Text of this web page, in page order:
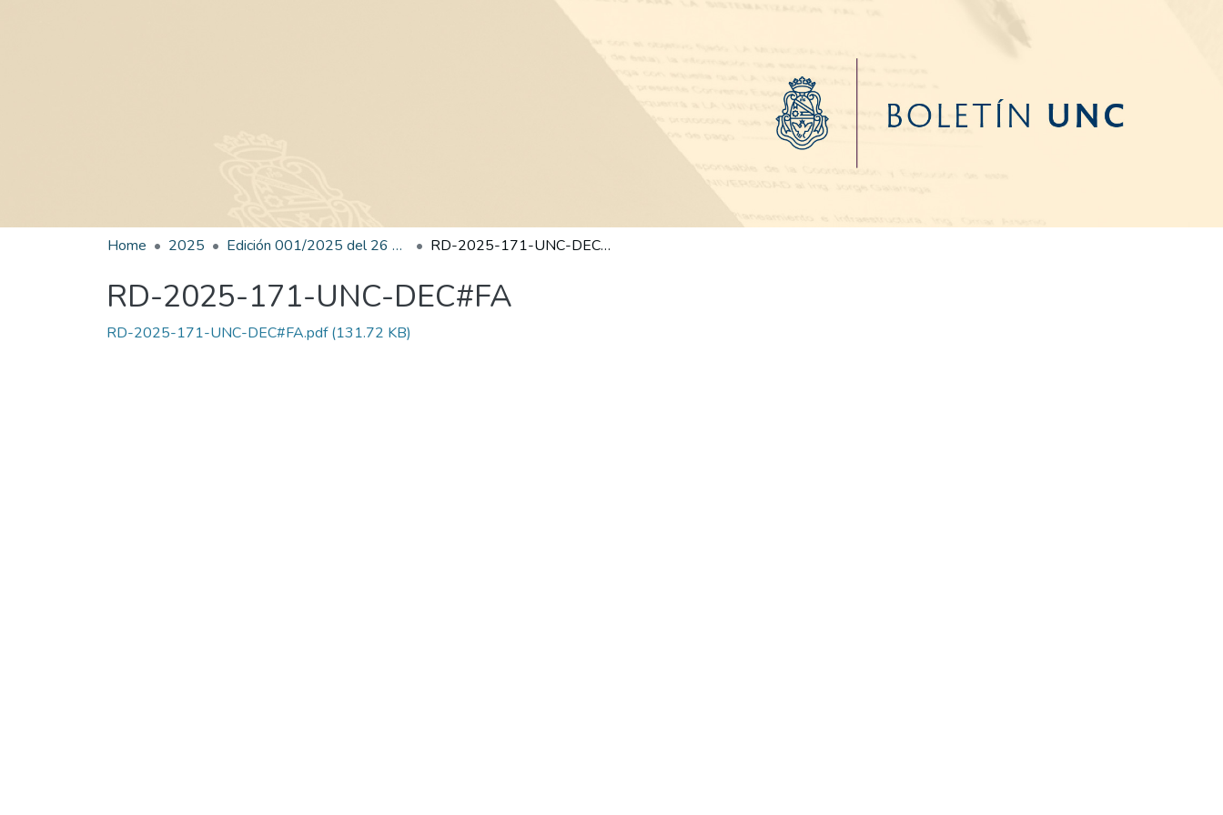
Home 2025 Edición 001/2025 del 26 de mayo de 2025 RD-2025-171-UNC-DEC#FA
RD-2025-171-UNC-DEC#FA
RD-2025-171-UNC-DEC#FA.pdf(131.72 KB)